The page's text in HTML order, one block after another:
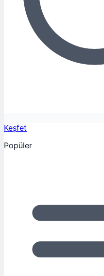
Keşfet
Popüler